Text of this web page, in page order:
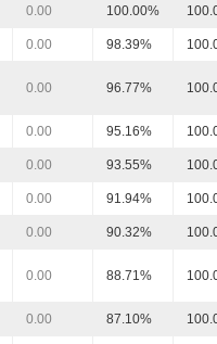
0.00 100.00%
0.00 98.39%
0.00 96.77%
0.00 95.16%
0.00 93.55%
0.00 91.94%
0.00 90.32%
0.00 88.71%
0.00 87.10%